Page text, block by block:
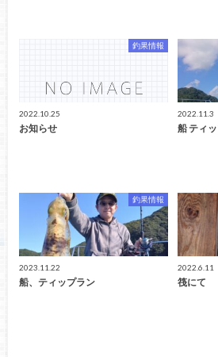
釣果情報
2022.10.25
お知らせ
2022.11.3
船 ティ
釣果情報
2023.11.22
船、ティップラン
2022.6.11
筏にて